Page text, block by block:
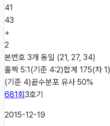
41
43
+
2
본번호 3개 동일 (21, 27, 34)
홀짝 5:1(기준 4:2)합계 175(차 1)
(기준 4)끝수분포 유사 50%
681회3호기
2015-12-19